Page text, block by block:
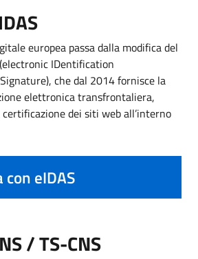
europea passa dalla modifica del
IDentification
che dal 2014 fornisce la
elettronica transfrontaliera,
dei siti web all’interno
con eIDAS
/ TS-CNS